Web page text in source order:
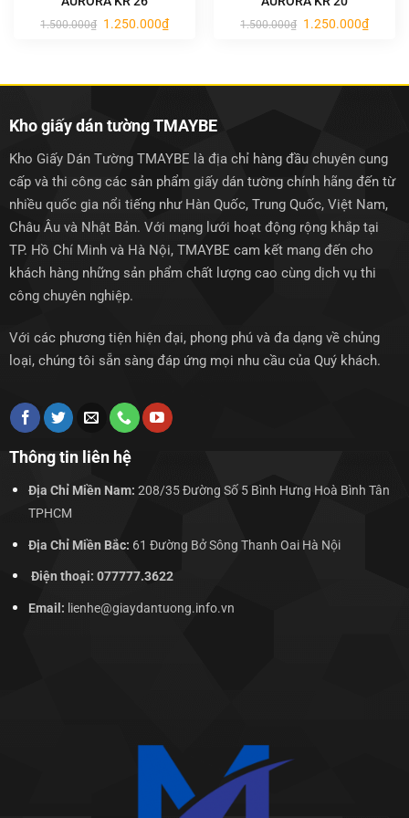
1.500.000₫ Giá
gốc
1.250.000₫Giá
hiện
1.500.000₫ Giá
gốc
1.250.000₫Giá
hiện
Kho giấy dán tường TMAYBE
Kho Giấy Dán Tường TMAYBE là địa chỉ hàng đầu chuyên cung
cấp và thi công các sản phẩm giấy dán tường chính hãng đến từ
nhiều quốc gia nổi tiếng như Hàn Quốc, Trung Quốc, Việt Nam,
Châu Âu và Nhật Bản. Với mạng lưới hoạt động rộng khắp tại
TP. Hồ Chí Minh và Hà Nội, TMAYBE cam kết mang đến cho
khách hàng những sản phẩm chất lượng cao cùng dịch vụ thi
công chuyên nghiệp.
Với các phương tiện hiện đại, phong phú và đa dạng về chủng
loại, chúng tôi sẵn sàng đáp ứng mọi nhu cầu của Quý khách.
Thông tin liên hệ
Địa Chỉ Miền Nam: 208/35 Đường Số 5 Bình Hưng Hoà Bình Tân
TPHCM
Địa Chỉ Miền Bắc: 61 Đường Bở Sông Thanh Oai Hà Nội
Điện thoại: 077777.3622
Email: lienhe@giaydantuong.info.vn